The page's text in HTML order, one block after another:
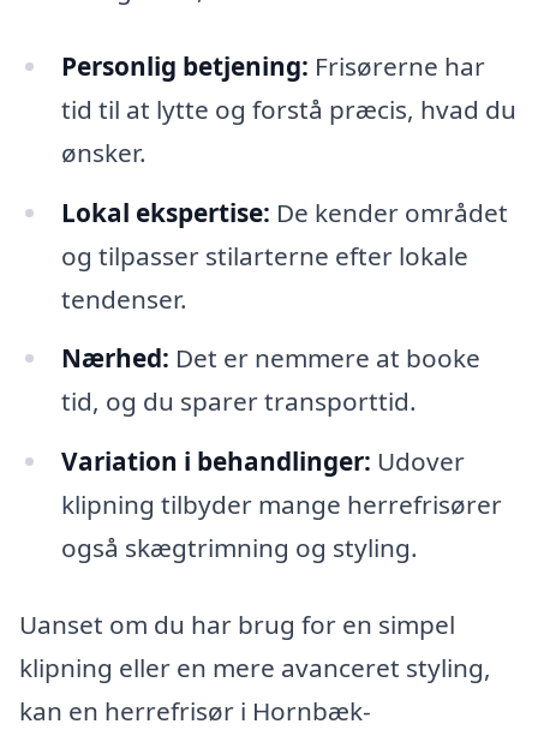
Personlig betjening: Frisørerne har
tid til at lytte og forstå præcis, hvad du
ønsker.
Lokal ekspertise: De kender området
og tilpasser stilarterne efter lokale
tendenser.
Nærhed: Det er nemmere at booke
tid, og du sparer transporttid.
Variation i behandlinger: Udover
klipning tilbyder mange herrefrisører
også skægtrimning og styling.
Uanset om du har brug for en simpel
klipning eller en mere avanceret styling,
kan en herrefrisør i Hornbæk-